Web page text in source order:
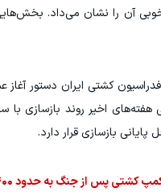
خوبی آن را نشان می‌داد.
کشتی ایران دستور آغاز
هفته‌های اخیر روند بازسازی
بازسازی قرار دارد.